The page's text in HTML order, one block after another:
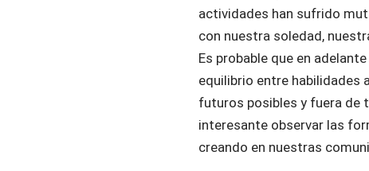
actividades han sufrido
con nuestra soledad,
Es probable que en
equilibrio entre habilidades
futuros posibles y fuera de
interesante observar las
creando en nuestras